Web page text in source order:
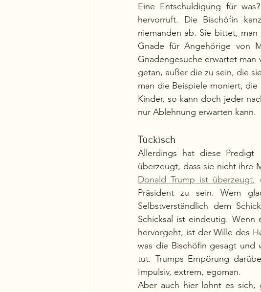
Eine Entschuldigung für
hervorruft. Die Bischöfin
niemanden ab. Sie bittet,
Gnade für Angehörige von
Gnadengesuche erwartet
getan, außer die zu sein, die
man die Beispiele moniert,
Kinder, so kann doch jeder
nur Ablehnung erwarten kann.
Tückisch
Allerdings hat diese Predigt
überzeugt, dass sie nicht ihre
Donald Trump ist überzeugt,
Präsident zu sein. Wem
Selbstverständlich dem
Schicksal ist eindeutig.
hervorgeht, ist der Wille des
was die Bischöfin gesagt und
tut. Trumps Empörung
Impulsiv, extrem, egoman.
Aber auch hier lohnt es sich,